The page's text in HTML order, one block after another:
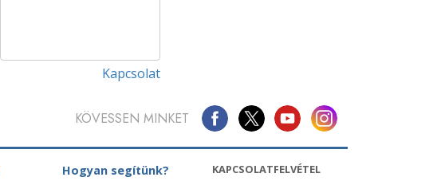
Kapcsolat
KÖVESSEN MINKET
Hogyan segítünk?
KAPCSOLATFELVÉTEL